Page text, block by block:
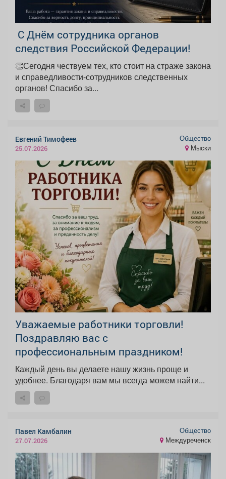
️ С Днём сотрудника органов
следствия Российской Федерации!️
👏Сегодня чествуем тех, кто стоит на страже закона
и справедливости-сотрудников следственных
органов! Спасибо за...
Евгений Тимофеев
25.07.2026
Общество
Мыски
Уважаемые работники торговли!
Поздравляю вас с
профессиональным праздником!
Каждый день вы делаете нашу жизнь проще и
удобнее. Благодаря вам мы всегда можем найти...
Павел Камбалин
27.07.2026
Общество
Междуреченск